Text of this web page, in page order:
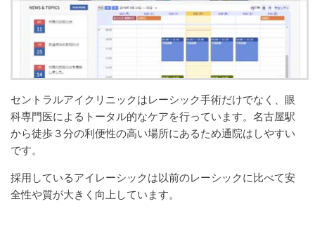
セントラルアイクリニックはレーシック手術だけでなく、眼
科専門医によるトータル的なケアを行っています。名古屋駅
から徒歩３分の利便性の高い場所にあるため通院はしやすい
です。
採用しているアイレーシックは以前のレーシックに比べて安
全性や質が大きく向上しています。